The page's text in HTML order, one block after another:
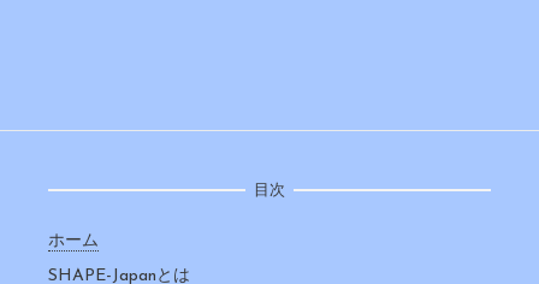
目次
ホーム
SHAPE-Japanとは